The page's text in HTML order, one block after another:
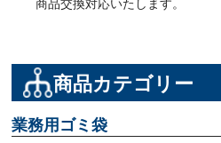
商品交換対応いたします。
商品カテゴリー
業務用ゴミ袋